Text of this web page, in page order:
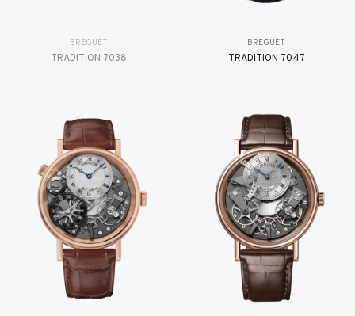
BREGUET
TRADITION 7038
BREGUET
TRADITION 7047